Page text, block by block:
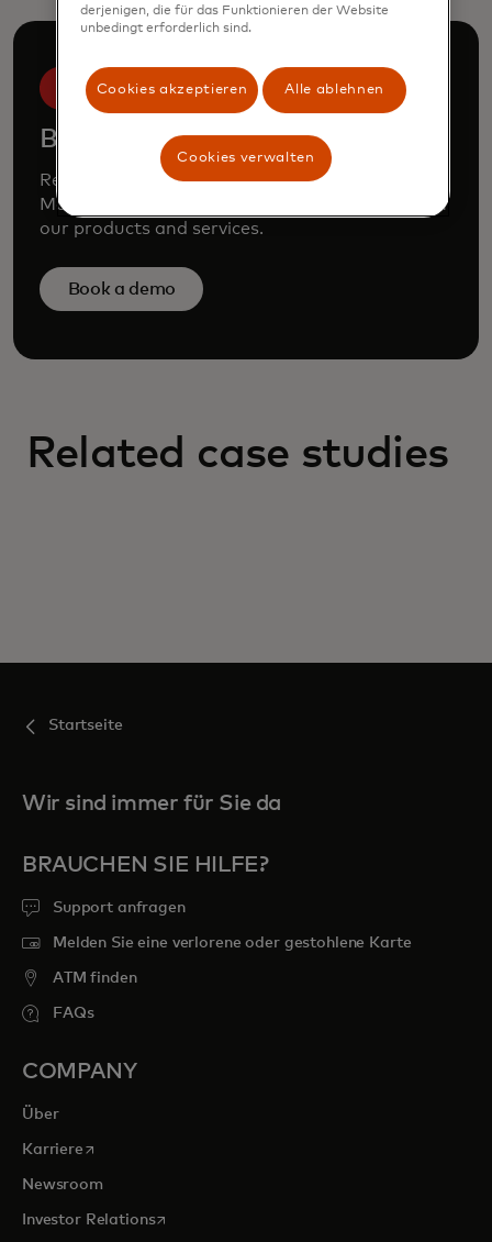
Book a demo
Request a personalized demo to learn how
Mastercard can enhance your business through
our products and services.
Book a demo
Related case studies
Startseite
Wir sind immer für Sie da
BRAUCHEN SIE HILFE?
Support anfragen
Melden Sie eine verlorene oder gestohlene Karte
ATM finden
FAQs
COMPANY
Über
Karrierewird in einer neuen Registerkarte geöffnet
Newsroom
Investor Relationswird in einer neuen Registerkarte geöffnet
derjenigen, die für das Funktionieren der Website
unbedingt erforderlich sind.
Cookies akzeptieren Alle ablehnen
Cookies verwalten